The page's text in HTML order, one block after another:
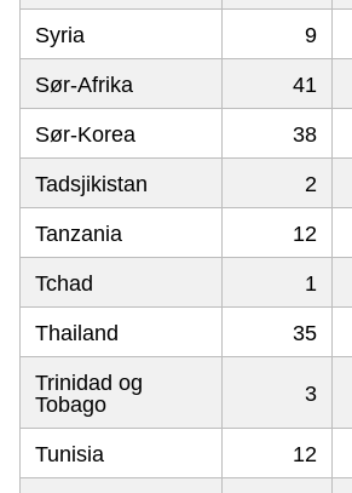
Syria 9
Sør-Afrika 41
Sør-Korea 38
Tadsjikistan 2
Tanzania 12
Tchad 1
Thailand 35
Trinidad og
Tobago
3
Tunisia 12